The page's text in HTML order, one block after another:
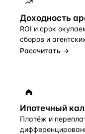
Доходность
ROI и срок
сборов и
Рассчитать →
Ипотечный
Платёж и